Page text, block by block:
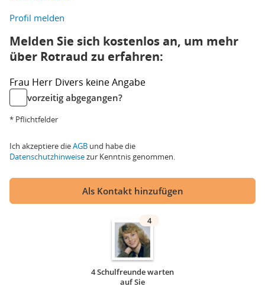
Profil melden
Melden Sie sich kostenlos an, um mehr
über Rotraud zu erfahren:
Frau Herr Divers keine Angabe
vorzeitig abgegangen?
* Pflichtfelder
Ich akzeptiere dieAGB und habe die
Datenschutzhinweisezur Kenntnis genommen.
Als Kontakt hinzufügen
4
4 Schulfreunde warten
auf Sie